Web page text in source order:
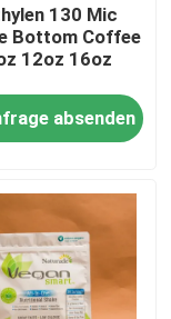
130 Mic
Bottom Coffee
12oz 16oz
absenden